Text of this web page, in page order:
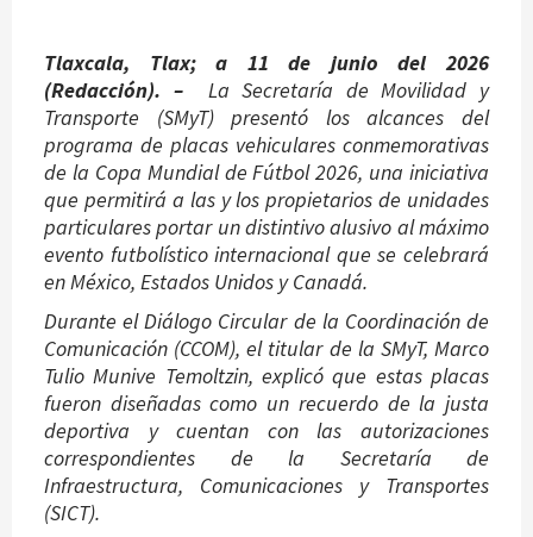
Tlaxcala, Tlax; a 11 de junio del 2026
(Redacción). – La Secretaría de Movilidad y
Transporte (SMyT) presentó los alcances del
programa de placas vehiculares conmemorativas
de la Copa Mundial de Fútbol 2026, una iniciativa
que permitirá a las y los propietarios de unidades
particulares portar un distintivo alusivo al máximo
evento futbolístico internacional que se celebrará
en México, Estados Unidos y Canadá.
Durante el Diálogo Circular de la Coordinación de
Comunicación (CCOM), el titular de la SMyT, Marco
Tulio Munive Temoltzin, explicó que estas placas
fueron diseñadas como un recuerdo de la justa
deportiva y cuentan con las autorizaciones
correspondientes de la Secretaría de
Infraestructura, Comunicaciones y Transportes
(SICT).